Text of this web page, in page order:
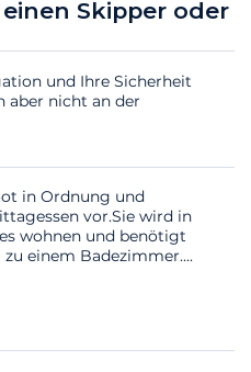
Skipper oder
und Ihre Sicherheit
aber nicht an der
in Ordnung und
vor.Sie wird in
wohnen und benötigt
einem Badezimmer....